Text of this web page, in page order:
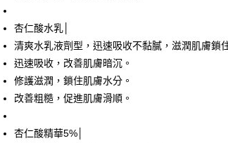
杏仁酸水乳│
清爽水乳液劑型，迅速吸收不黏膩，滋潤肌膚鎖
迅速吸收，改善肌膚暗沉。
修護滋潤，鎖住肌膚水分。
改善粗糙，促進肌膚滑順。
杏仁酸精華5%│